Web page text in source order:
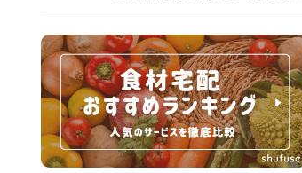
して、正しい食べ方を確認しましょ
う。大人の嗜みとして知っておきた
い新常識を解説します。